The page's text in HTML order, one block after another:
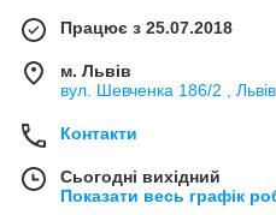
Працює з 25.07.2018
м. Львів
вул. Шевченка 186/2 ,
Контакти
Сьогодні вихідний
Показати весь графік